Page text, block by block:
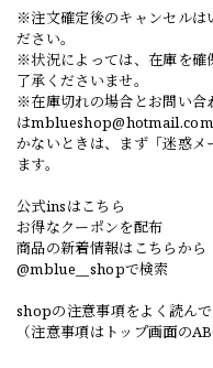
※注文確定後のキャンセルは
ださい。
※状況によっては、在庫を確
了承くださいませ。
※在庫切れの場合とお問い合
はmblueshop@hotmail.com
かないときは、まず「迷惑メ
ます。
公式insはこちら
お得なクーポンを配布
商品の新着情報はこちらから
@mblue__shopで検索
shopの注意事項をよく読ん
（注意事項はトップ画面の